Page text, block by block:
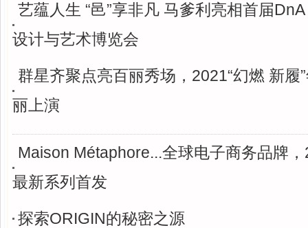
艺蕴人生 “邑”享非凡 马爹利亮相首届
设计与艺术博览会
群星齐聚点亮百丽秀场，2021“幻燃 新履
丽上演
Maison Métaphore...全球电子商务品牌
最新系列首发
探索ORIGIN的秘密之源